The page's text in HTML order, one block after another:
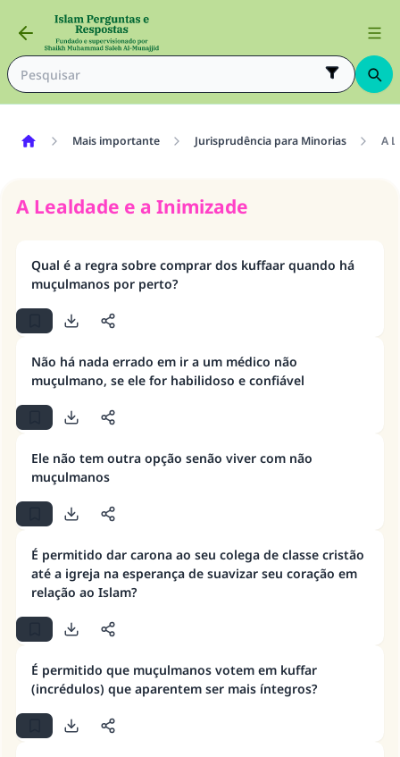
Mais importante Jurisprudência para Minorias A
A Lealdade e a Inimizade
Qual é a regra sobre comprar dos kuffaar quando há
muçulmanos por perto?
Não há nada errado em ir a um médico não
muçulmano, se ele for habilidoso e confiável
Ele não tem outra opção senão viver com não
muçulmanos
É permitido dar carona ao seu colega de classe cristão
até a igreja na esperança de suavizar seu coração em
relação ao Islam?
É permitido que muçulmanos votem em kuffar
(incrédulos) que aparentem ser mais íntegros?
A resposta n° 110845 salvou um
casamento.